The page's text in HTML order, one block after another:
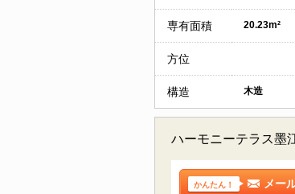
専有面積 20.23m²
方位
構造 木造
ハーモニーテラス墨
かんたん！ メー